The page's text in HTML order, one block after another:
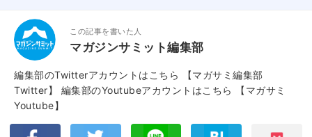
この記事を書いた人
マガジンサミット編集部
編集部のTwitterアカウントはこちら
【マガサミ編集部
Twitter】
編集部のYoutubeアカウントはこちら
【マガサミ
Youtube】